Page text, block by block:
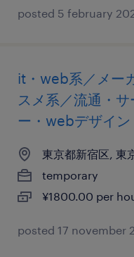
posted 5 february
it・web系／メー
スメ系／流通・
ー・webデザイン
東京都新宿区, 東
temporary
¥1800.00 per
posted 17 november